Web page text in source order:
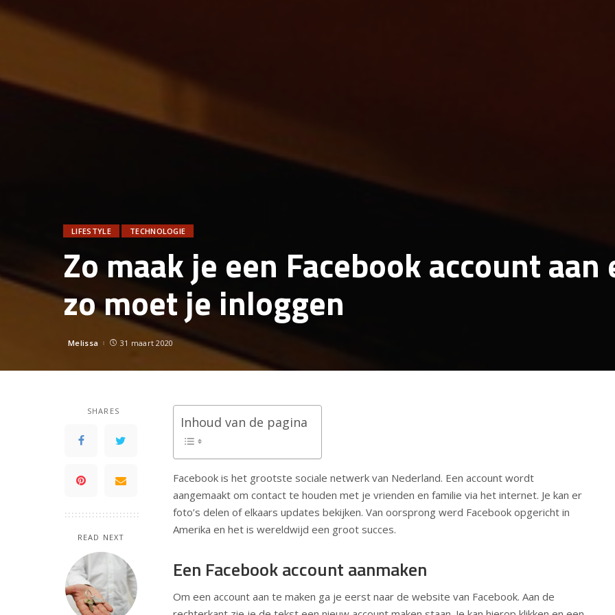
LIFESTYLE TECHNOLOGIE
Zo maak je een Facebook account aan
zo moet je inloggen
Posted
Melissa 31 maart 2020
SHARES
READ NEXT
Inhoud van de pagina
Facebook is het grootste sociale netwerk van Nederland. Een account wordt
aangemaakt om contact te houden met je vrienden en familie via het internet. Je kan er
foto’s delen of elkaars updates bekijken. Van oorsprong werd Facebook opgericht in
Amerika en het is wereldwijd een groot succes.
Een Facebook account aanmaken
Om een account aan te maken ga je eerst naar de website van Facebook. Aan de